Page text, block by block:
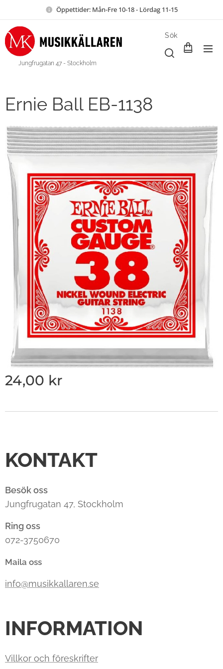
Öppettider: Mån-Fre 10-18 - Lördag 11-15
Jungfrugatan 47 - Stockholm
Sök
Ernie Ball EB-1138
24,00 kr
KONTAKT
Besök oss
Jungfrugatan 47, Stockholm
Ring oss
072-3750670
Maila oss
info@musikkallaren.se
INFORMATION
Villkor och föreskrifter